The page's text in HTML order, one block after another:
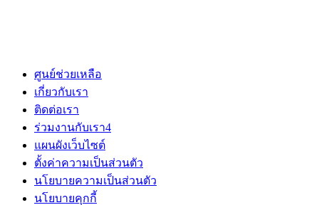
ศูนย์ช่วยเหลือ
เกี่ยวกับเรา
ติดต่อเรา
ร่วมงานกับเรา4
แผนผังเว็บไซต์
ตั้งค่าความเป็นส่วนตัว
นโยบายความเป็นส่วนตัว
นโยบายคุกกี้